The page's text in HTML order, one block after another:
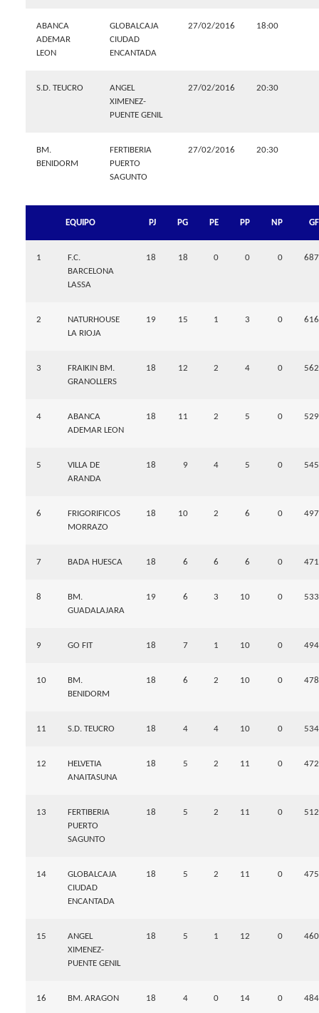
ABANCA
ADEMAR
LEON
GLOBALCAJA
CIUDAD
ENCANTADA
27/02/2016 18:00
S.D. TEUCRO
ANGEL
XIMENEZ-
PUENTE GENIL
27/02/2016 20:30
BM.
BENIDORM
FERTIBERIA
PUERTO
SAGUNTO
27/02/2016 20:30
EQUIPO PJ PG PE PP NP GF
1
F.C.
BARCELONA
LASSA
18 18 0 0 0 687
2
NATURHOUSE
LA RIOJA
19 15 1 3 0 616
3
FRAIKIN BM.
GRANOLLERS
18 12 2 4 0 562
4
ABANCA
ADEMAR LEON
18 11 2 5 0 529
5
VILLA DE
ARANDA
18 9 4 5 0 545
6
FRIGORIFICOS
MORRAZO
18 10 2 6 0 497
7 BADA HUESCA 18 6 6 6 0 471
8
BM.
GUADALAJARA
19 6 3 10 0 533
9 GO FIT 18 7 1 10 0 494
10
BM.
BENIDORM
18 6 2 10 0 478
11 S.D. TEUCRO 18 4 4 10 0 534
12
HELVETIA
ANAITASUNA
18 5 2 11 0 472
13
FERTIBERIA
PUERTO
SAGUNTO
18 5 2 11 0 512
14
GLOBALCAJA
CIUDAD
ENCANTADA
18 5 2 11 0 475
15
ANGEL
XIMENEZ-
PUENTE GENIL
18 5 1 12 0 460
16 BM. ARAGON 18 4 0 14 0 484